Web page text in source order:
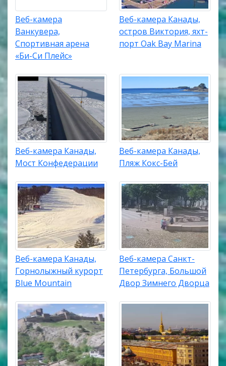
Веб-камера
Ванкувера,
Спортивная арена
«Би-Си Плейс»
Веб-камера Канады,
остров Виктория, яхт-
порт Oak Bay Marina
Веб-камера Канады,
Мост Конфедерации
Веб-камера Канады,
Пляж Кокс-Бей
Веб-камера Канады,
Горнолыжный курорт
Blue Mountain
Веб-камера Санкт-
Петербурга, Большой
Двор Зимнего Дворца